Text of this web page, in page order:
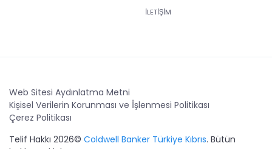
İLETİŞİM
Web Sitesi Aydınlatma Metni
Kişisel Verilerin Korunması ve İşlenmesi Politikası
Çerez Politikası
Telif Hakkı 2026© Coldwell Banker Türkiye Kıbrıs. Bütün